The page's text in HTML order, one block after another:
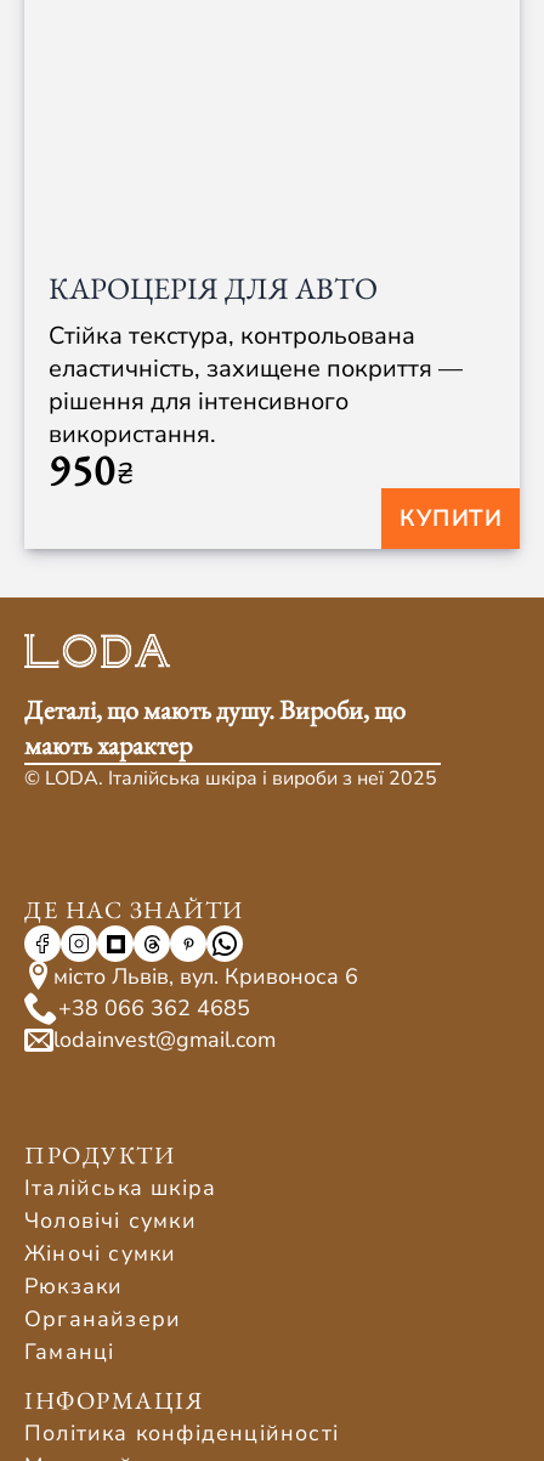
КАРОЦЕРІЯ ДЛЯ АВТО
Стійка текстура, контрольована
еластичність, захищене покриття —
рішення для інтенсивного
використання.
950₴
КУПИТИ
Деталі, що мають душу. Вироби, що
мають характер
© LODA. Італійська шкіра і вироби з неї 2025
ДЕ НАС ЗНАЙТИ
місто Львів, вул. Кривоноса 6
+38 066 362 4685
lodainvest@gmail.com
ПРОДУКТИ
Італійська шкіра
Чоловічі сумки
Жіночі сумки
Рюкзаки
Органайзери
Гаманці
ІНФОРМАЦІЯ
Політика конфіденційності